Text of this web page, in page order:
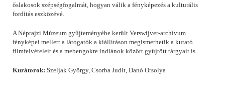
őslakosok szépségfogalmát, hogyan válik a fényképezés a kulturális
fordítás eszközévé.
A Néprajzi Múzeum gyűjteményébe került Verswijver-archívum
fényképei mellett a látogatók a kiállításon megismerhetik a kutató
filmfelvételeit és a mebengokre indiánok között gyűjtött tárgyait is.
Kurátorok: Szeljak György, Csorba Judit, Danó Orsolya